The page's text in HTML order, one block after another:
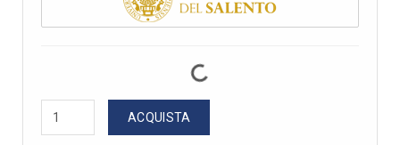
ACQUISTA